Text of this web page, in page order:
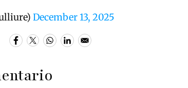
December 13, 2025